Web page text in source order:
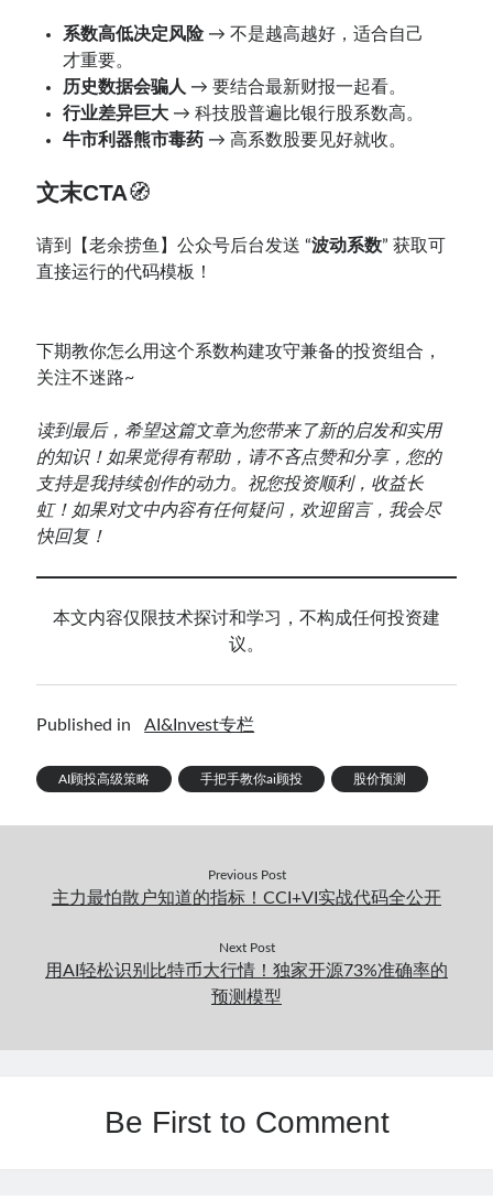
系数高低决定风险→ 不是越高越好，适合自己
才重要。
历史数据会骗人 → 要结合最新财报一起看。
行业差异巨大 → 科技股普遍比银行股系数高。
牛市利器熊市毒药 → 高系数股要见好就收。
文末CTA🧭
请到【老余捞鱼】公众号后台发送 “波动系数” 获取可
直接运行的代码模板！
下期教你怎么用这个系数构建攻守兼备的投资组合，
关注不迷路~
读到最后，希望这篇文章为您带来了新的启发和实用
的知识！如果觉得有帮助，请不吝点赞和分享，您的
支持是我持续创作的动力。祝您投资顺利，收益长
虹！如果对文中内容有任何疑问，欢迎留言，我会尽
快回复！
本文内容仅限技术探讨和学习，不构成任何投资建
议。
Published in AI&Invest专栏
AI顾投高级策略 手把手教你ai顾投 股价预测
Previous Post
主力最怕散户知道的指标！CCI+VI实战代码全公开
Next Post
用AI轻松识别比特币大行情！独家开源73%准确率的
预测模型
Be First to Comment